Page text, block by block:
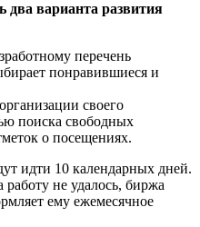
два варианта развития
перечень
понравившиеся и
своего
поиска свободных
о посещениях.
идти 10 календарных дней.
работу не удалось, биржа
ему ежемесячное